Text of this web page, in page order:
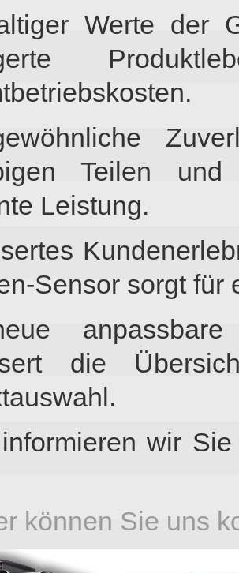
Werte der
Teilen
Leistung.
Sensor sorgt
die
wir
können Sie uns